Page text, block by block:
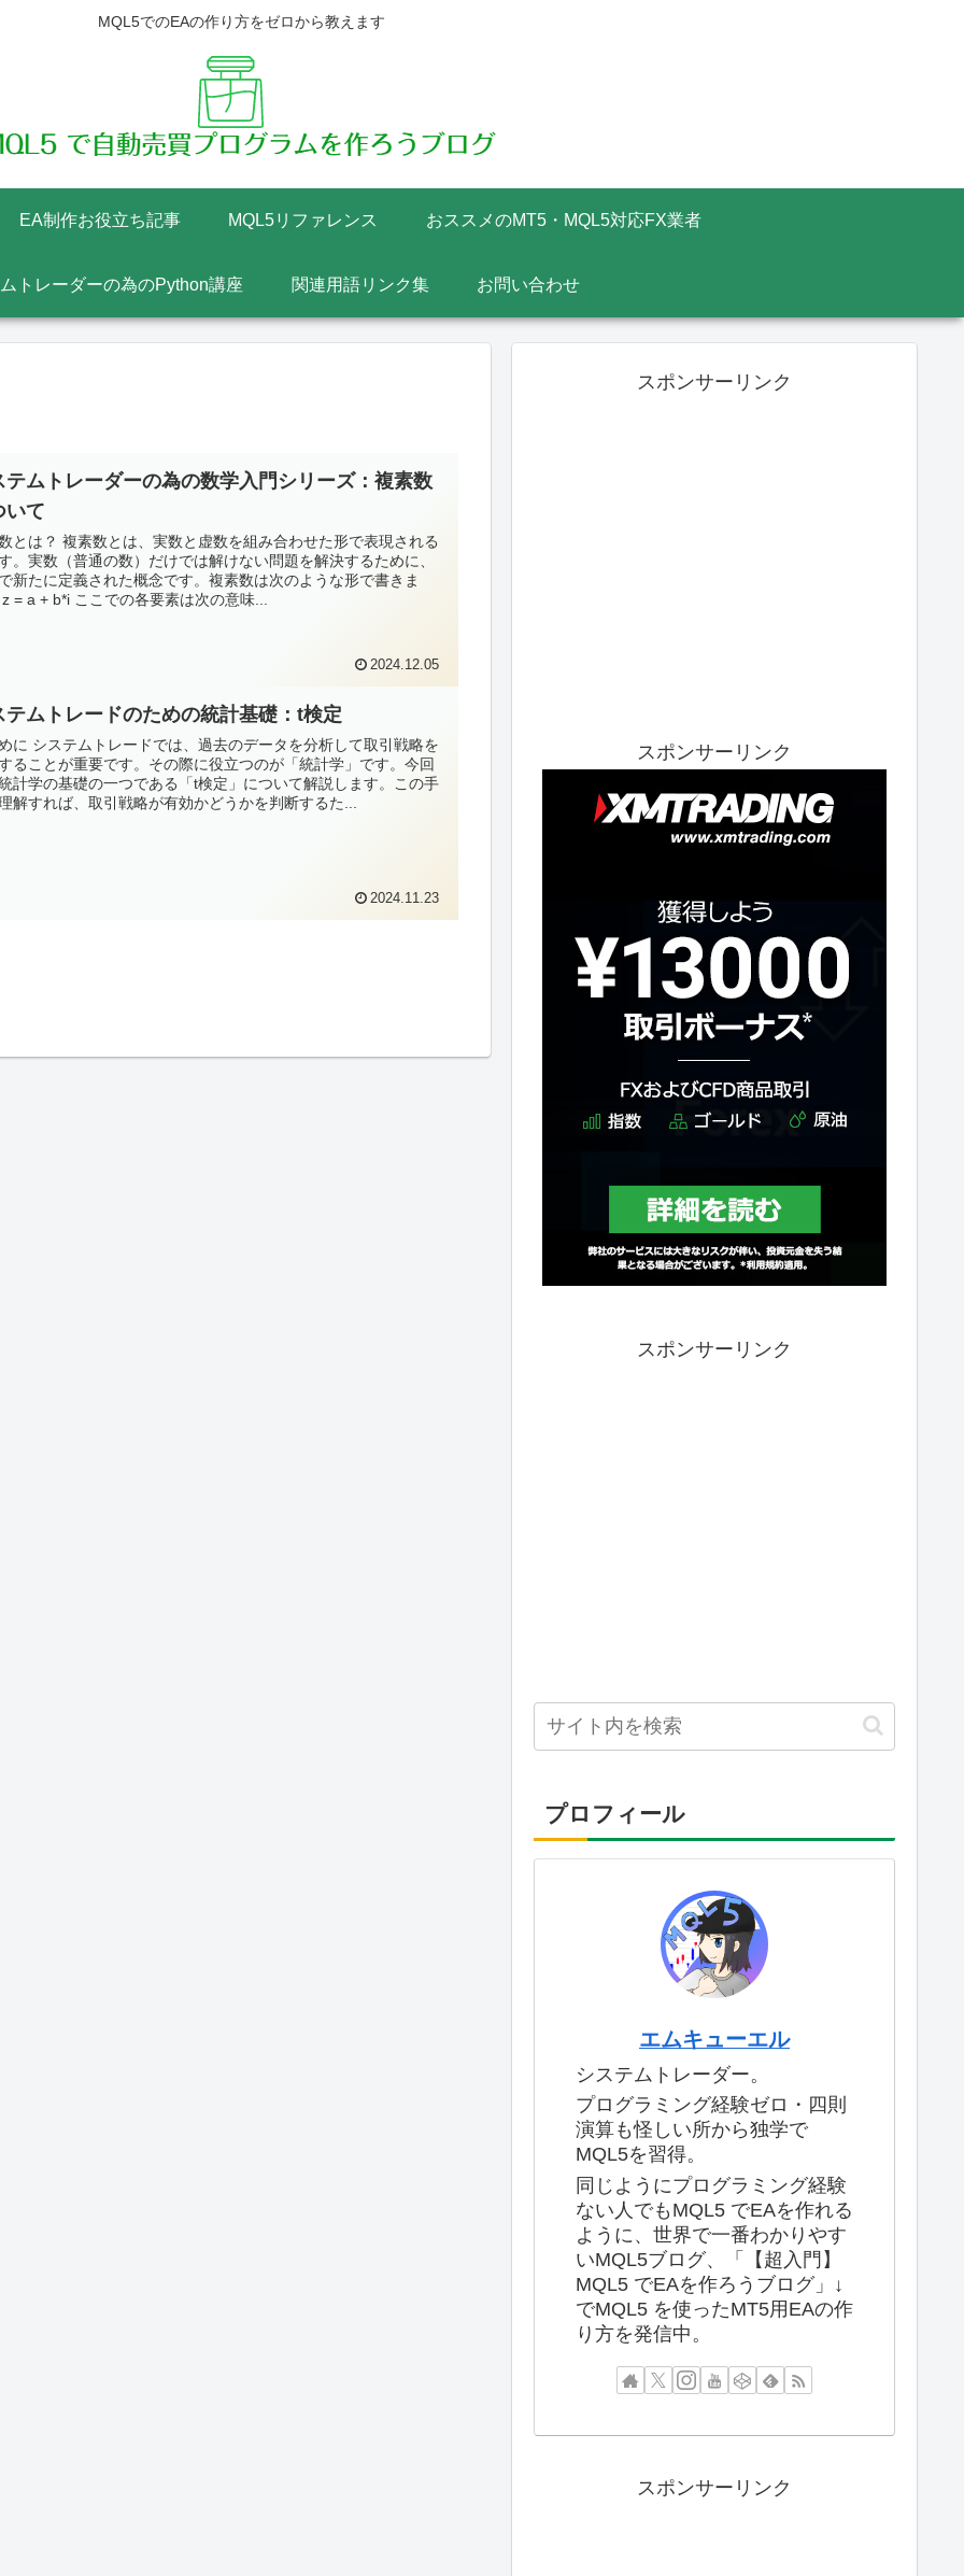
MQL5でのEAの作り方をゼロから教えます
EA制作お役立ち記事 MQL5リファレンス おススメのMT5・MQL5対応FX業者
トレーダーの為のPython講座 関連用語リンク集 お問い合わせ
テムトレーダーの為の数学入門シリーズ：複素数
いて
とは？ 複素数とは、実数と虚数を組み合わせた形で表現される
。実数（普通の数）だけでは解けない問題を解決するために、
新たに定義された概念です。複素数は次のような形で書きま
= a + b*i ここでの各要素は次の意味...
2024.12.05
テムトレードのための統計基礎：t検定
に システムトレードでは、過去のデータを分析して取引戦略を
ることが重要です。その際に役立つのが「統計学」です。今回
計学の基礎の一つである「t検定」について解説します。この手
解すれば、取引戦略が有効かどうかを判断するた...
2024.11.23
スポンサーリンク
スポンサーリンク
スポンサーリンク
プロフィール
エムキューエル
システムトレーダー。
プログラミング経験ゼロ・四則
演算も怪しい所から独学で
MQL5を習得。
同じようにプログラミング経験
ない人でもMQL5 でEAを作れる
ように、世界で一番わかりやす
いMQL5ブログ、「【超入門】
MQL5 でEAを作ろうブログ」↓
でMQL5 を使ったMT5用EAの作
り方を発信中。
スポンサーリンク